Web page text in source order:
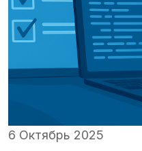
6 Октябрь 2025